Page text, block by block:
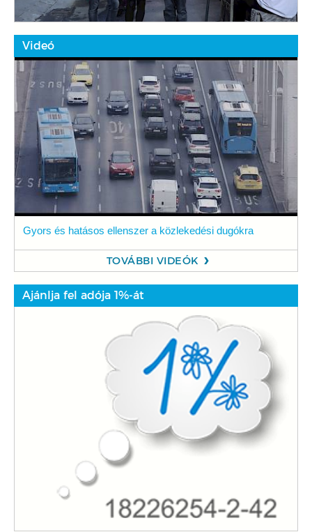
Videó
Gyors és hatásos ellenszer a közlekedési dugókra
TOVÁBBI VIDEÓK
Ajánlja fel adója 1%-át